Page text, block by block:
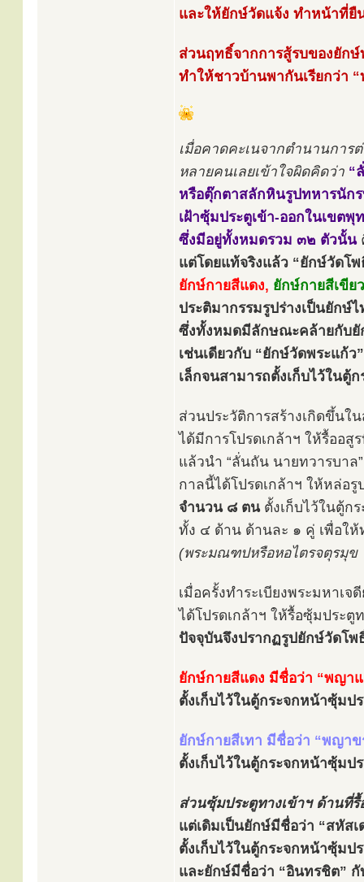
และให้ยักษ์วัดแจ้ง ทำหน้าที่ยื
ส่วนฤทธิ์จากการสู้รบของยัก
ทำให้ชาวบ้านพากันเรียกว่า
เมื่อคาดคะเนจากตำนานการ
หลายคนเลยเข้าใจผิดคิดว่า “
หรือตุ๊กตาสลักหินรูปทหารนัก
เฝ้าซุ้มประตูเข้า-ออกในเขต
ซึ่งมีอยู่ทั้งหมดรวม ๓๒ ตัวนั้น
แต่โดยแท้จริงแล้ว “ยักษ์วัดโ
ยักษ์กายสีแดง, ยักษ์กายสีเขีย
ประติมากรรมรูปร่างเป็นยักษ์
ซึ่งทั้งหมดมีลักษณะคล้ายกับยั
เช่นเดียวกับ “ยักษ์วัดพระแก้
เล็กจนสามารถตั้งเก็บไว้ใน
ส่วนประวัติการสร้างเกิดขึ้นใ
ได้มีการโปรดเกล้าฯ ให้รื้ออสู
แล้วนำ “ลั่นถัน นายทวารบา
กาลนี้ได้โปรดเกล้าฯ ให้หล่อ
จำนวน ๘ ตนตั้งเก็บไว้ในตู้ก
ทั้ง ๔ ด้าน ด้านละ ๑ คู่ เพื่อใ
(พระมณฑปหรือหอไตรจตุรมุข
เมื่อครั้งทำระเบียงพระมหาเ
ได้โปรดเกล้าฯ ให้รื้อซุ้มประ
ปัจจุบันจึงปรากฏรูปยักษ์วัดโ
ยักษ์กายสีแดง มีชื่อว่า “พญา
ตั้งเก็บไว้ในตู้กระจกหน้าซุ้มป
ยักษ์กายสีเทา มีชื่อว่า “พญาข
ตั้งเก็บไว้ในตู้กระจกหน้าซุ้มป
ส่วนซุ้มประตูทางเข้าฯ ด้านที่
แต่เดิมเป็นยักษ์มีชื่อว่า “สหัส
ตั้งเก็บไว้ในตู้กระจกหน้าซุ้มป
และยักษ์มีชื่อว่า “อินทรชิต” กั